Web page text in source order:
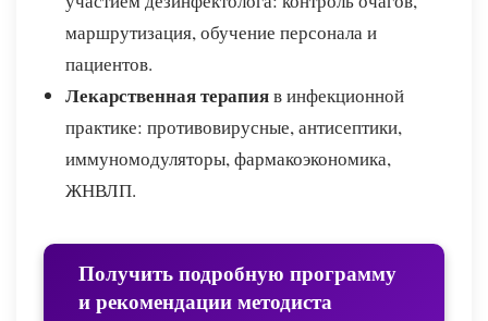
маршрутизация, обучение персонала и
пациентов.
Лекарственная терапияв инфекционной
практике: противовирусные, антисептики,
иммуномодуляторы, фармакоэкономика,
ЖНВЛП.
Получить подробную программу
и рекомендации методиста